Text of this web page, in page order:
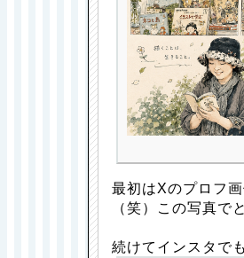
最初はXのプロフ
（笑）この写真で
続けてインスタで